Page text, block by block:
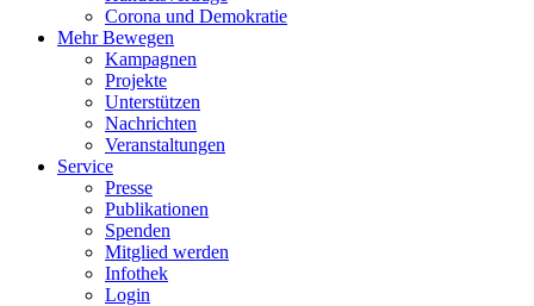
Corona und Demokratie
Mehr Bewegen
Kampagnen
Projekte
Unterstützen
Nachrichten
Veranstaltungen
Service
Presse
Publikationen
Spenden
Mitglied werden
Infothek
Login